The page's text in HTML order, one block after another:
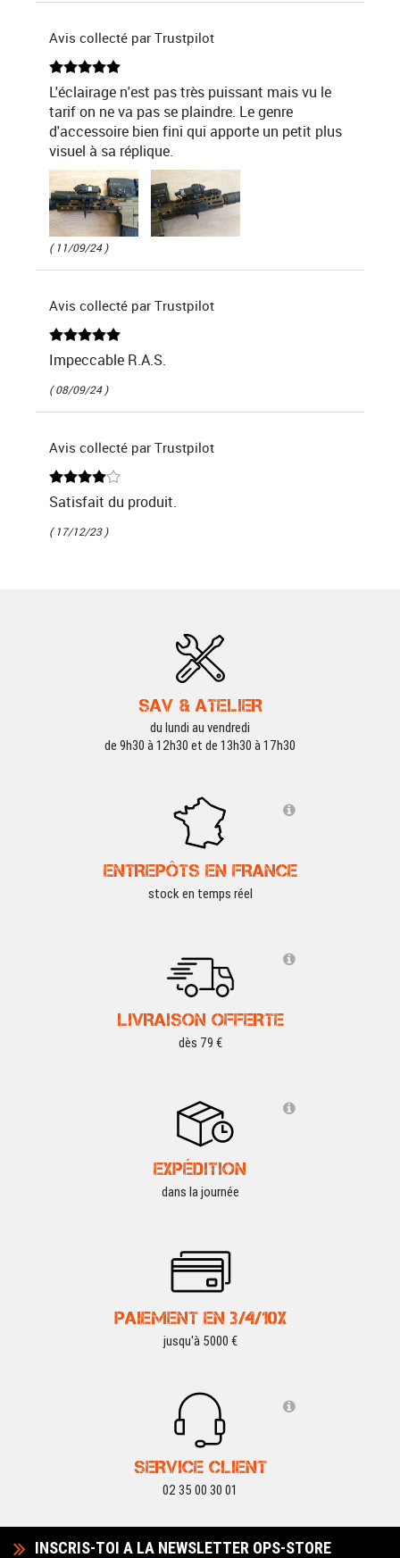
Avis collecté par Trustpilot
L'éclairage n'est pas très puissant mais vu le
tarif on ne va pas se plaindre. Le genre
d'accessoire bien fini qui apporte un petit plus
visuel à sa réplique.
( 11/09/24 )
Avis collecté par Trustpilot
Impeccable R.A.S.
( 08/09/24 )
Avis collecté par Trustpilot
Satisfait du produit.
( 17/12/23 )
SAV & ATELIER
du lundi au vendredi
de 9h30 à 12h30 et de 13h30 à 17h30
ENTREPÔTS EN FRANCE
stock en temps réel
LIVRAISON OFFERTE
dès 79 €
EXPÉDITION
dans la journée
PAIEMENT EN 3/4/10X
jusqu'à 5000 €
SERVICE CLIENT
02 35 00 30 01
INSCRIS-TOI A LA NEWSLETTER OPS-STORE